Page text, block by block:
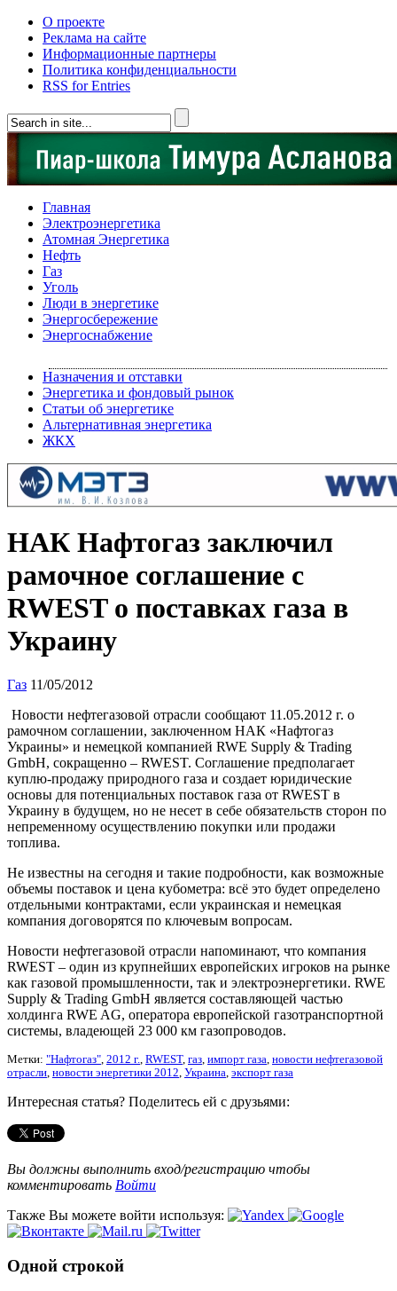
О проекте
Реклама на сайте
Информационные партнеры
Политика конфиденциальности
RSS for Entries
Главная
Электроэнергетика
Атомная Энергетика
Нефть
Газ
Уголь
Люди в энергетике
Энергосбережение
Энергоснабжение
Назначения и отставки
Энергетика и фондовый рынок
Статьи об энергетике
Альтернативная энергетика
ЖКХ
НАК Нафтогаз заключил
рамочное соглашение с
RWEST о поставках газа в
Украину
Газ 11/05/2012
Новости нефтегазовой отрасли сообщают 11.05.2012 г. о
рамочном соглашении, заключенном НАК «Нафтогаз
Украины» и немецкой компанией RWE Supply & Trading
GmbH, сокращенно – RWEST. Соглашение предполагает
куплю-продажу природного газа и создает юридические
основы для потенциальных поставок газа от RWEST в
Украину в будущем, но не несет в себе обязательств сторон по
непременному осуществлению покупки или продажи
топлива.
Не известны на сегодня и такие подробности, как возможные
объемы поставок и цена кубометра: всё это будет определено
отдельными контрактами, если украинская и немецкая
компания договорятся по ключевым вопросам.
Новости нефтегазовой отрасли напоминают, что компания
RWEST – один из крупнейших европейских игроков на рынке
как газовой промышленности, так и электроэнергетики. RWE
Supply & Trading GmbH является составляющей частью
холдинга RWE AG, оператора европейской газотранспортной
системы, владеющей 23 000 км газопроводов.
Метки: "Нафтогаз", 2012 г., RWEST, газ, импорт газа, новости нефтегазовой
отрасли, новости энергетики 2012, Украина, экспорт газа
Интересная статья? Поделитесь ей с друзьями:
Вы должны выполнить вход/регистрацию чтобы
комментировать Войти
Также Вы можете войти используя:
Одной строкой